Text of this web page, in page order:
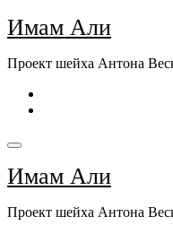
Перейти
к
Имам Али
Проект шейха Антона
Имам Али
Проект шейха Антона